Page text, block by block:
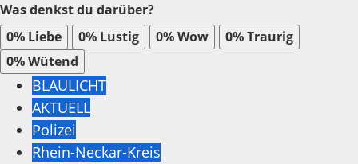
Was denkst du darüber?
0% Liebe 0% Lustig 0%Wow 0%Traurig
0%Wütend
BLAULICHT
AKTUELL
Polizei
Rhein-Neckar-Kreis